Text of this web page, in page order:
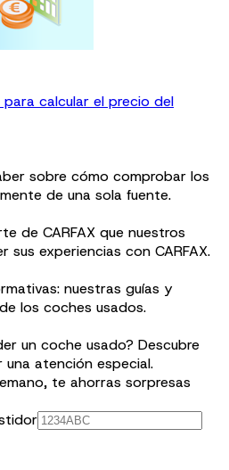
calcular el precio del
sobre cómo comprobar los
de una sola fuente.
de CARFAX que nuestros
sus experiencias con CARFAX.
nuestras guías y
los coches usados.
un coche usado? Descubre
atención especial.
te ahorras sorpresas